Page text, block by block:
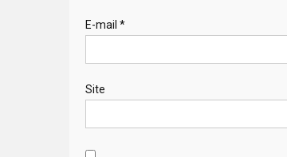
E-mail *
Site